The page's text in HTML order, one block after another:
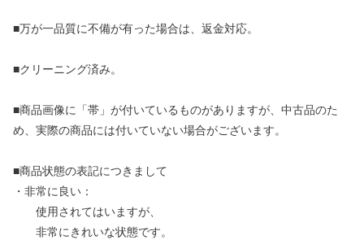
■万が一品質に不備が有った場合は、返金対応。
■クリーニング済み。
■商品画像に「帯」が付いているものがありますが、中古品のた
め、実際の商品には付いていない場合がございます。
■商品状態の表記につきまして
・非常に良い：
使用されてはいますが、
非常にきれいな状態です。